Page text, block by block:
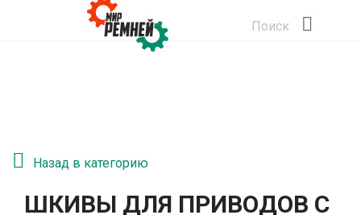
Поиск
Назад в категорию
ШКИВЫ ДЛЯ ПРИВОДОВ С